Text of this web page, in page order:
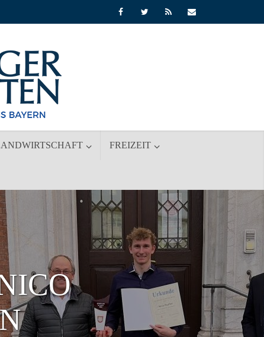
FREIZEIT